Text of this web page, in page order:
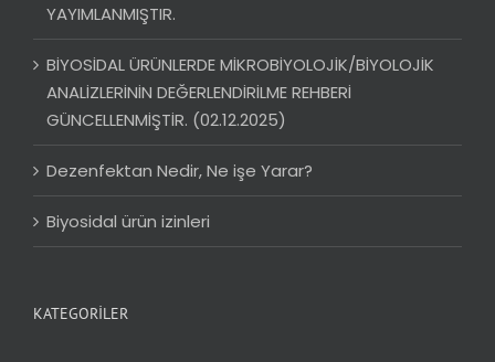
YAYIMLANMIŞTIR.
BİYOSİDAL ÜRÜNLERDE MİKROBİYOLOJİK/BİYOLOJİK
ANALİZLERİNİN DEĞERLENDİRİLME REHBERİ
GÜNCELLENMİŞTİR. (02.12.2025)
Dezenfektan Nedir, Ne işe Yarar?
Biyosidal ürün izinleri
KATEGORILER